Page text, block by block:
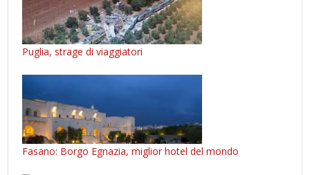
Puglia, strage di viaggiatori
Fasano: Borgo Egnazia, miglior hotel del mondo